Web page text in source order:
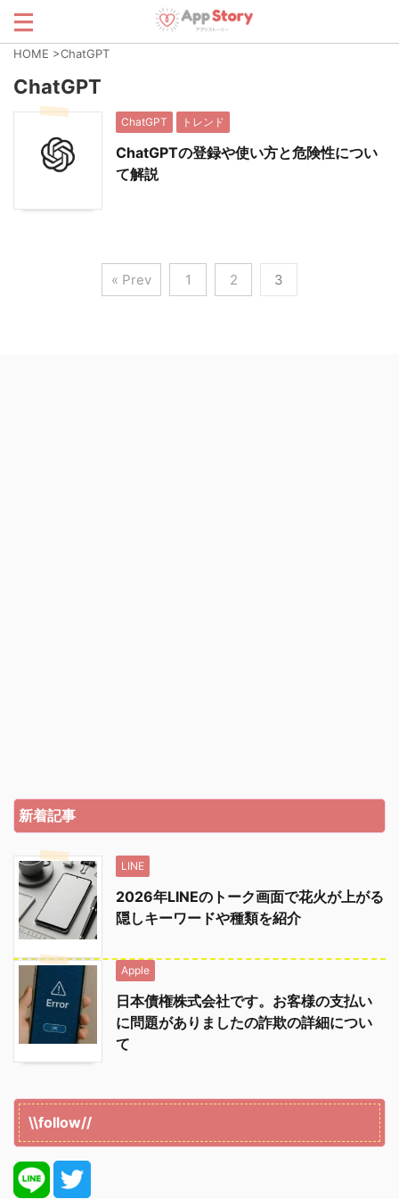
HOME >ChatGPT
ChatGPT
ChatGPT トレンド
ChatGPTの登録や使い方と危険性につい
て解説
« Prev 1 2 3
新着記事
LINE
2026年LINEのトーク画面で花火が上がる
隠しキーワードや種類を紹介
Apple
日本債権株式会社です。お客様の支払い
に問題がありましたの詐欺の詳細につい
て
\\follow//